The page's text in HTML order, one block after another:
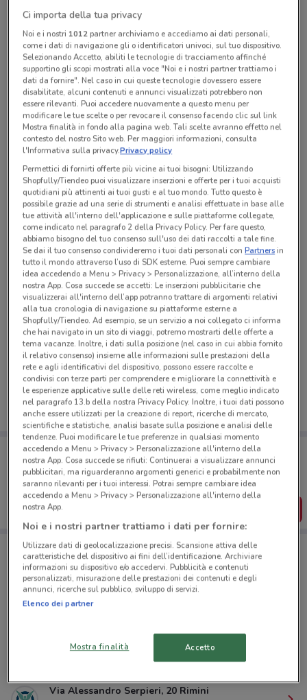
Chiama il negozio
Lunedì n.d.
Martedì n.d.
Mercoledì n.d.
Giovedì n.d.
Venerdì n.d.
Sabato n.d.
Domenica n.d.
0541 24539
Tomassetti Ass.Ni Di Tomassetti Emanuela & C. Sas
Tutte le promozioni di questo negozio
Ci dispiace, al momento non abbiamo pubblicato
volantini nella tua zona. Riprova più tardi.
Porta DoveConviene sempre con te!
Puoi trovare le migliori offerte dei negozi vicino a te,
salvarle e creare la tua lista del risparmio, comodamente
dal tuo cellulare.
Negozi Cattolica a Rimini
Via Alessandro Serpieri, 20 Rimini
Ci importa della tua privacy
Noi e i nostri 1012partner archiviamo e accediamo ai dati personali,
come i dati di navigazione gli o identificatori univoci, sul tuo dispositivo.
Selezionando Accetto, abiliti le tecnologie di tracciamento affinché
supportino gli scopi mostrati alla voce "Noi e i nostri partner trattiamo i
dati da fornire". Nel caso in cui queste tecnologie dovessero essere
disabilitate, alcuni contenuti e annunci visualizzati potrebbero non
essere rilevanti. Puoi accedere nuovamente a questo menu per
modificare le tue scelte o per revocare il consenso facendo clic sul link
Mostra finalità in fondo alla pagina web. Tali scelte avranno effetto nel
contesto del nostro Sito web. Per maggiori informazioni, consulta
l'Informativa sulla privacy.Privacy policy
Permettici di fornirti offerte più vicine ai tuoi bisogni: Utilizzando
Shopfully/Tiendeo puoi visualizzare inserzioni e offerte per i tuoi acquisti
quotidiani più attinenti ai tuoi gusti e al tuo mondo. Tutto questo è
possibile grazie ad una serie di strumenti e analisi effettuate in base alle
tue attività all'interno dell'applicazione e sulle piattaforme collegate,
come indicato nel paragrafo 2 della Privacy Policy. Per fare questo,
abbiamo bisogno del tuo consenso sull'uso dei dati raccolti a tale fine.
Se dai il tuo consenso condivideremo i tuoi dati personali conPartnersin
tutto il mondo attraverso l’uso di SDK esterne. Puoi sempre cambiare
idea accedendo a Menu > Privacy > Personalizzazione, all’interno della
nostra App. Cosa succede se accetti: Le inserzioni pubblicitarie che
visualizzerai all'interno dell’app potranno trattare di argomenti relativi
alla tua cronologia di navigazione su piattaforme esterne a
Shopfully/Tiendeo. Ad esempio, se un servizio a noi collegato ci informa
che hai navigato in un sito di viaggi, potremo mostrarti delle offerte a
tema vacanze. Inoltre, i dati sulla posizione (nel caso in cui abbia fornito
il relativo consenso) insieme alle informazioni sulle prestazioni della
rete e agli identificativi del dispositivo, possono essere raccolte e
condivisi con terze parti per comprendere e migliorare la connettività e
le esperienze applicative sulle delle reti wireless, come meglio indicato
nel paragrafo 13.b della nostra Privacy Policy. Inoltre, i tuoi dati possono
anche essere utilizzati per la creazione di report, ricerche di mercato,
scientifiche e statistiche, analisi basate sulla posizione e analisi delle
tendenze. Puoi modificare le tue preferenze in qualsiasi momento
accedendo a Menu > Privacy > Personalizzazione all'interno della
nostra App. Cosa succede se rifiuti: Continuerai a visualizzare annunci
pubblicitari, ma riguarderanno argomenti generici e probabilmente non
saranno rilevanti per i tuoi interessi. Potrai sempre cambiare idea
accedendo a Menu > Privacy > Personalizzazione all'interno della
nostra App.
Noi e i nostri partner trattiamo i dati per fornire:
Utilizzare dati di geolocalizzazione precisi. Scansione attiva delle
caratteristiche del dispositivo ai fini dell’identificazione. Archiviare
informazioni su dispositivo e/o accedervi. Pubblicità e contenuti
personalizzati, misurazione delle prestazioni dei contenuti e degli
annunci, ricerche sul pubblico, sviluppo di servizi.
Elenco dei partner
Mostra finalità Accetto